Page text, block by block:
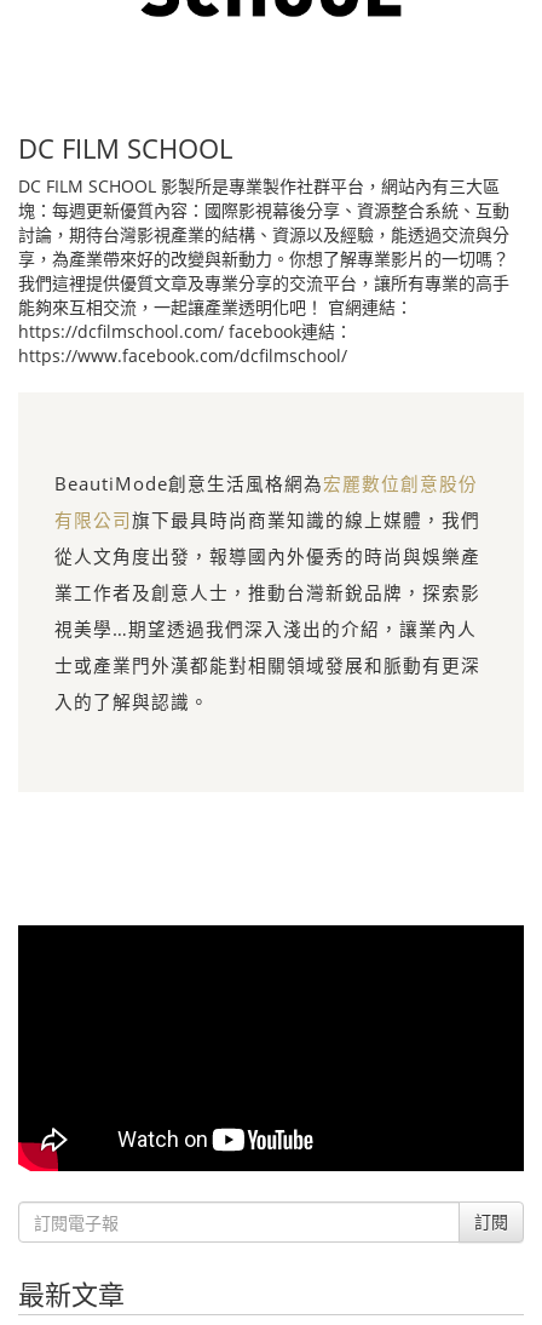
DC FILM SCHOOL
DC FILM SCHOOL 影製所是專業製作社群平台，網站內有三大區
塊：每週更新優質內容：國際影視幕後分享、資源整合系統、互動
討論，期待台灣影視產業的結構、資源以及經驗，能透過交流與分
享，為產業帶來好的改變與新動力。你想了解專業影片的一切嗎？
我們這裡提供優質文章及專業分享的交流平台，讓所有專業的高手
能夠來互相交流，一起讓產業透明化吧！ 官網連結：
https://dcfilmschool.com/ facebook連結：
https://www.facebook.com/dcfilmschool/
BeautiMode創意生活風格網為宏麗數位創意股份
有限公司旗下最具時尚商業知識的線上媒體，我們
從人文角度出發，報導國內外優秀的時尚與娛樂產
業工作者及創意人士，推動台灣新銳品牌，探索影
視美學…期望透過我們深入淺出的介紹，讓業內人
士或產業門外漢都能對相關領域發展和脈動有更深
入的了解與認識。
訂閱
最新文章